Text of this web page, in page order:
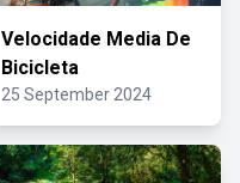
Velocidade Media De
Bicicleta
25 September 2024